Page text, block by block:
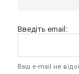
Введіть email:
Ваш e-mail не